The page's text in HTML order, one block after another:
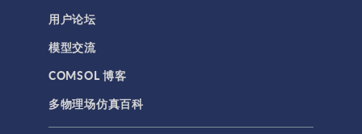
用户论坛
模型交流
COMSOL 博客
多物理场仿真百科